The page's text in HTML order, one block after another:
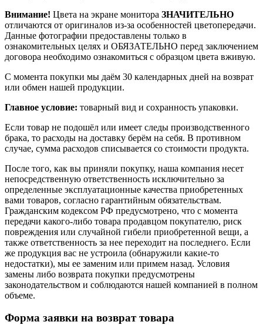
Внимание! Цвета на экране монитора ЗНАЧИТЕЛЬНО
отличаются от оригиналов из-за особенностей цветопередачи.
Данные фотографии предоставлены только в
ознакомительных целях и ОБЯЗАТЕЛЬНО перед заключением
договора необходимо ознакомиться с образцом цвета вживую.
С момента покупки мы даём 30 календарных дней на возврат
или обмен нашей продукции.
Главное условие: товарный вид и сохранность упаковки.
Если товар не подошёл или имеет следы производственного
брака, то расходы на доставку берём на себя. В противном
случае, сумма расходов списывается со стоимости продукта.
После того, как вы приняли покупку, наша компания несет
непосредственную ответственность исключительно за
определенные эксплуатационные качества приобретенных
вами товаров, согласно гарантийным обязательствам.
Гражданским кодексом РФ предусмотрено, что с момента
передачи какого-либо товара продавцом покупателю, риск
повреждения или случайной гибели приобретенной вещи, а
также ответственность за нее переходит на последнего. Если
же продукция вас не устроила (обнаружили какие-то
недостатки), мы ее заменим или примем назад. Условия
замены либо возврата покупки предусмотрены
законодательством и соблюдаются нашей компанией в полном
объеме.
Форма заявки на возврат товара